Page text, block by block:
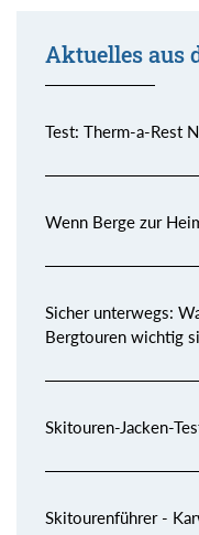
Aktuelles aus
Test: Therm-a-Rest
Wenn Berge zur
Sicher unterwegs:
Bergtouren wichtig
Skitouren-Jacken-
Skitourenführer -